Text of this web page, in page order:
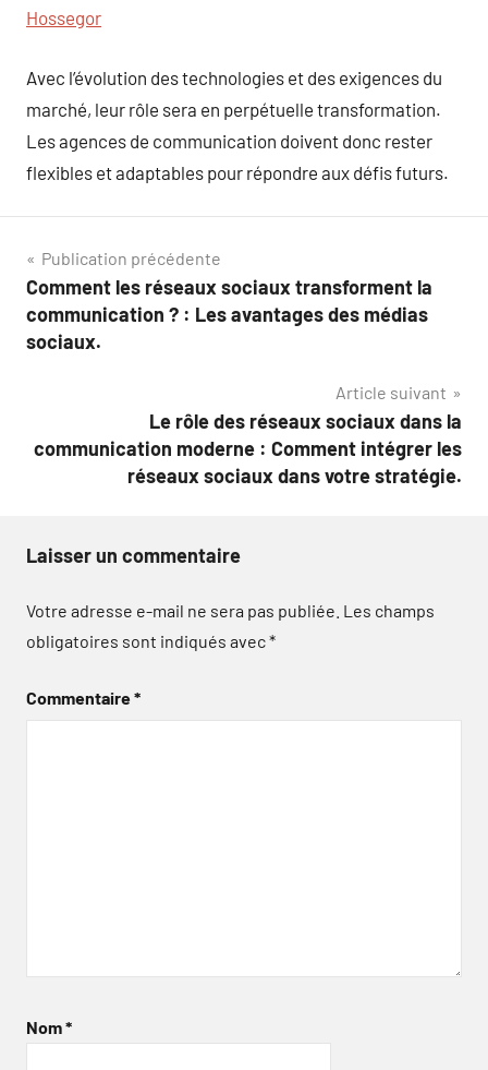
Hossegor
Avec l’évolution des technologies et des exigences du
marché, leur rôle sera en perpétuelle transformation.
Les agences de communication doivent donc rester
flexibles et adaptables pour répondre aux défis futurs.
Navigation
de
l’article
Publication précédente
Comment les réseaux sociaux transforment la
communication ? : Les avantages des médias
sociaux.
Article suivant
Le rôle des réseaux sociaux dans la
communication moderne : Comment intégrer les
réseaux sociaux dans votre stratégie.
Laisser un commentaire
Votre adresse e-mail ne sera pas publiée. Les champs
obligatoires sont indiqués avec*
Commentaire*
Nom*